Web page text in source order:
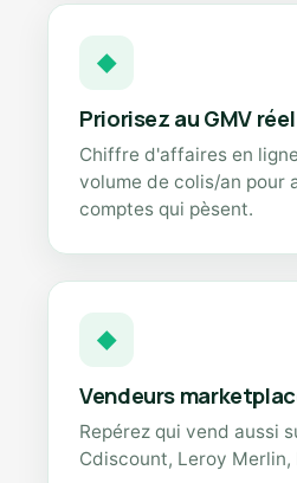
◆
Priorisez au GMV réel
Chiffre d'affaires en
volume de colis/an pour
comptes qui pèsent.
◆
Vendeurs
Repérez qui vend aussi
Cdiscount, Leroy